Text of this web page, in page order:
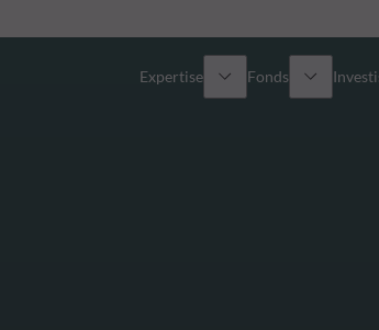
Expertise Fonds